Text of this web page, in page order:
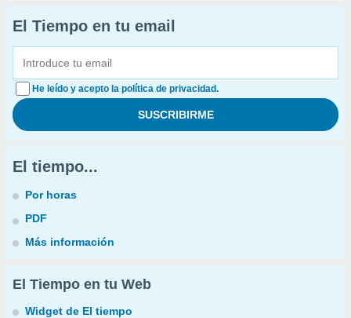
El Tiempo en tu email
He leído y acepto la política de privacidad.
El tiempo...
Por horas
PDF
Más información
El Tiempo en tu Web
Widget de El tiempo